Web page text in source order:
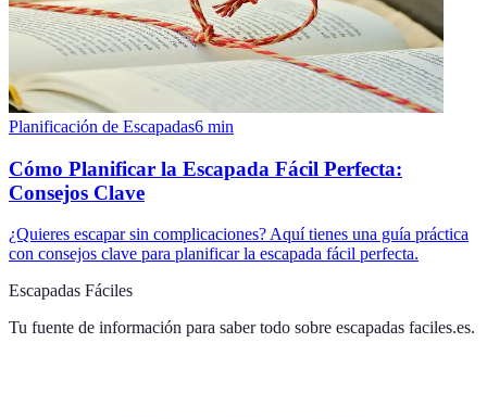
Planificación de Escapadas6 min
Cómo Planificar la Escapada Fácil Perfecta:
Consejos Clave
¿Quieres escapar sin complicaciones? Aquí tienes una guía práctica
con consejos clave para planificar la escapada fácil perfecta.
Escapadas Fáciles
Tu fuente de información para saber todo sobre escapadas faciles.es.